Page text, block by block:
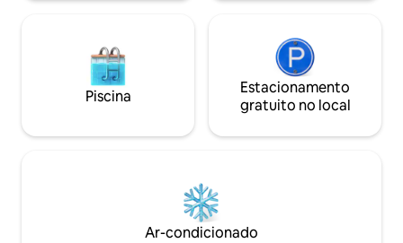
Piscina
Estacionamento
gratuito no local
Ar-condicionado